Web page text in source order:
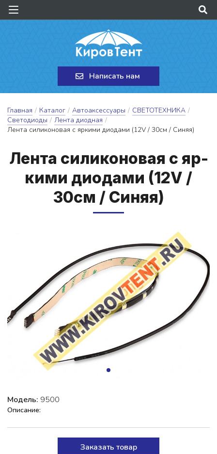
Написать нам
Главная / Каталог / Автоаксессуары / СВЕТОТЕХНИКА /
Светодиоды / Лента диодная /
Лента силиконовая с яркими диодами (12V / 30см / Синяя)
Лен­та си­ли­ко­но­вая с яр­
ки­ми ди­о­да­ми (12V /
30см / Си­няя)
Модель: 9500
Описание:
Заказать товар